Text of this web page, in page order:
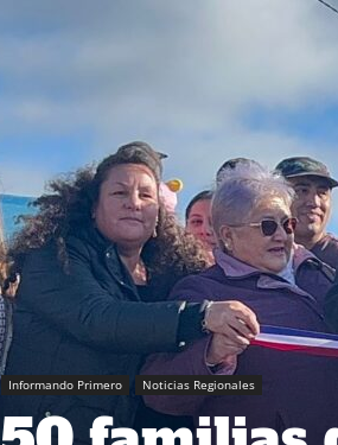
Informando Primero Noticias Regionales